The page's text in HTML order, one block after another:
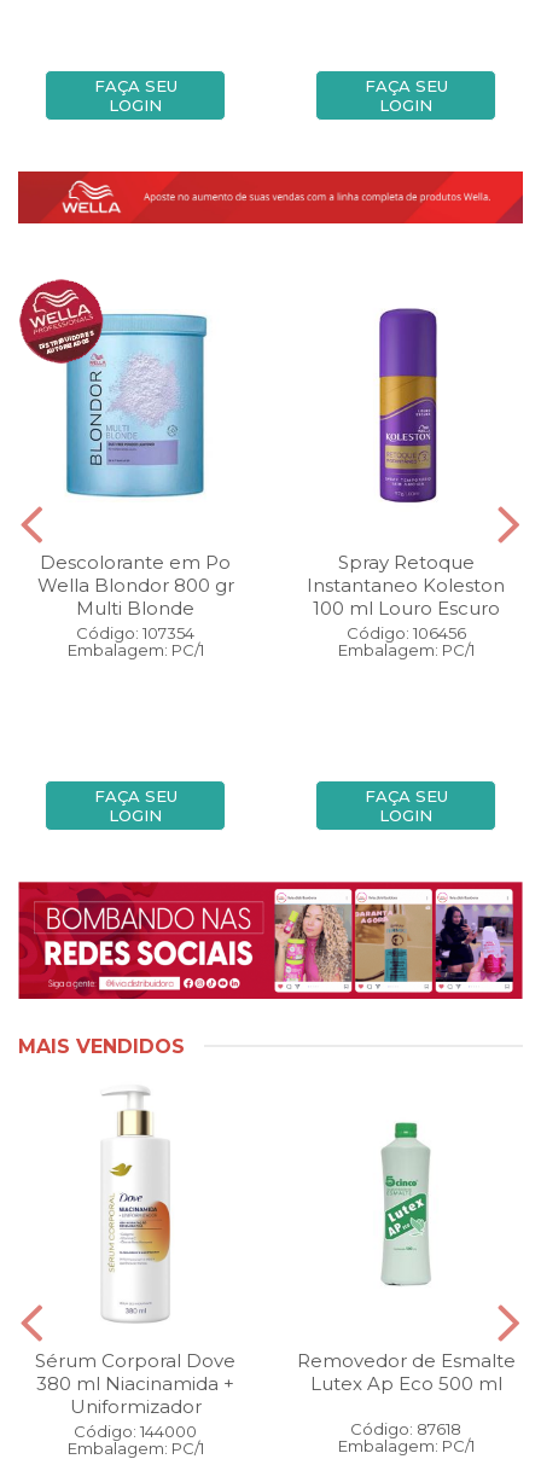
FAÇA SEU
LOGIN
FAÇA SEU
LOGIN
Descolorante em Po
Wella Blondor 800 gr
Multi Blonde
Código: 107354
Embalagem: PC/1
FAÇA SEU
LOGIN
Spray Retoque
Instantaneo Koleston
100 ml Louro Escuro
Código: 106456
Embalagem: PC/1
FAÇA SEU
LOGIN
MAIS VENDIDOS
Sérum Corporal Dove
380 ml Niacinamida +
Uniformizador
Código: 144000
Embalagem: PC/1
Removedor de Esmalte
Lutex Ap Eco 500 ml
Código: 87618
Embalagem: PC/1